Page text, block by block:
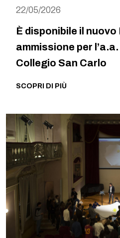
22/05/2026
È disponibile il nuovo
ammissione per
Collegio San Carlo
SCOPRI DI PIÙ